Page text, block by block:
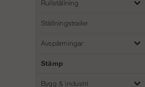
Rullställning
Ställningstrailer
Avspärrningar
Stämp
Bygg & industri